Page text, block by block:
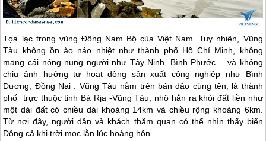
Tọa lạc trong vùng Đông Nam Bộ của Việt Nam. Tuy nhiên, Vũng
Tàu không ồn ào náo nhiệt như thành phố Hồ Chí Minh, không
mang cái nóng nung người như Tây Ninh, Bình Phước… và không
chịu ảnh hưởng tự hoạt động sản xuất công nghiệp như Bình
Dương, Đồng Nai . Vũng Tàu nằm trên bán đảo cùng tên, là thành
phố trực thuộc tỉnh Bà Rịa -Vũng Tàu, nhô hẳn ra khỏi đất liền như
một dải đất có chiều dài khoảng 14km và chiều rộng khoảng 6km.
Từ nơi đây, người dân và khách thăm quan có thể nhìn thấy biển
Đông cả khi trời mọc lẫn lúc hoàng hôn.